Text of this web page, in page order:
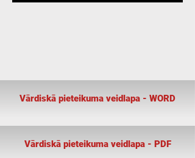
Vārdiskā pieteikuma veidlapa - WORD
Vārdiskā pieteikuma veidlapa - PDF